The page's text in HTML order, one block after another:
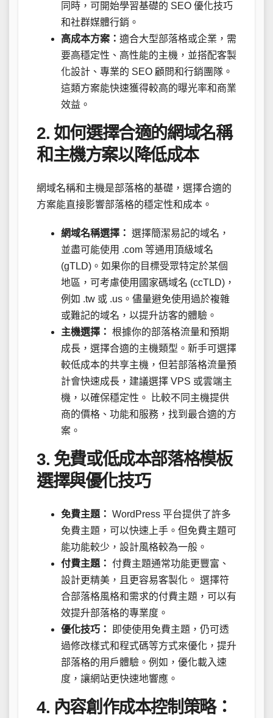
同時，可開始學習基礎的 SEO 優化技巧
和社群媒體行銷。
高成本方案： 適合大型部落格或企業，需
要高穩定性、高性能的主機，並搭配客製
化設計、專業的 SEO 顧問和行銷團隊。
這類方案能快速獲得較高的曝光率和商業
效益。
2. 如何選擇合適的網域名稱
和主機方案以降低成本
網域名稱和主機是部落格的基礎，選擇合適的
方案能直接影響部落格的穩定性和成本。
網域名稱選擇： 選擇簡潔易記的域名，
並盡可能使用 .com 等通用頂級域名
(gTLD)。如果你的目標受眾特定於某個
地區，可考慮使用國家碼域名 (ccTLD)，
例如 .tw 或 .us。儘量避免使用過於複雜
或難記的域名，以提升訪客的體驗。
主機選擇： 根據你的部落格流量和預期
成長，選擇合適的主機類型。新手可選擇
較低成本的共享主機，但若部落格流量預
計會快速成長，建議選擇 VPS 或雲端主
機，以確保穩定性。 比較不同主機提供
商的價格、功能和服務，找到最合適的方
案。
3. 免費或低成本部落格模板
選擇與優化技巧
免費主題： WordPress 平台提供了許多
免費主題，可以快速上手。但免費主題可
能功能較少，設計風格較為一般。
付費主題： 付費主題通常功能更豐富、
設計更精美，且更容易客製化。 選擇符
合部落格風格和需求的付費主題，可以有
效提升部落格的專業度。
優化技巧：
即使使用免費主題，仍可透
過修改樣式和程式碼等方式來優化，提升
部落格的用戶體驗。例如，優化載入速
度，讓網站更快速地響應。
4. 內容創作成本控制策略：